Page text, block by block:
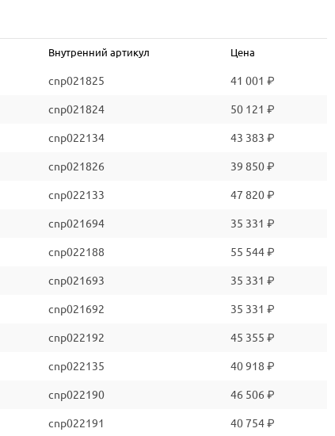
Внутренний артикул Цена
cnp021825 41 001 ₽
cnp021824 50 121 ₽
cnp022134 43 383 ₽
cnp021826 39 850 ₽
cnp022133 47 820 ₽
cnp021694 35 331 ₽
cnp022188 55 544 ₽
cnp021693 35 331 ₽
cnp021692 35 331 ₽
cnp022192 45 355 ₽
cnp022135 40 918 ₽
cnp022190 46 506 ₽
cnp022191 40 754 ₽